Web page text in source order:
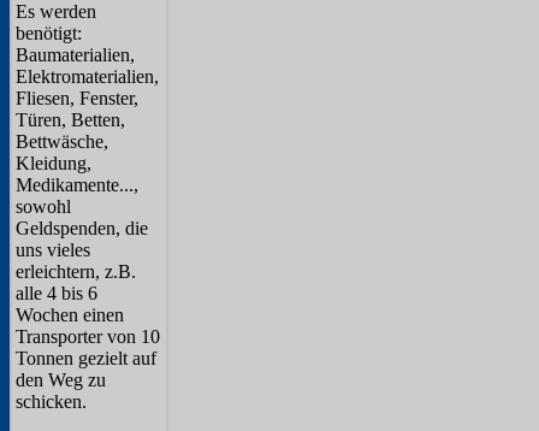
Es werden
benötigt:
Baumaterialien,
Elektromaterialien,
Fliesen, Fenster,
Türen, Betten,
Bettwäsche,
Kleidung,
Medikamente...,
sowohl
Geldspenden, die
uns vieles
erleichtern, z.B.
alle 4 bis 6
Wochen einen
Transporter von 10
Tonnen gezielt auf
den Weg zu
schicken.